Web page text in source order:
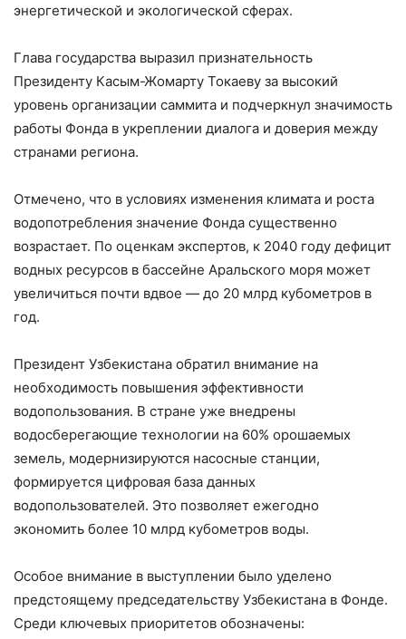
энергетической и экологической сферах.
Глава государства выразил признательность
Президенту Касым-Жомарту Токаеву за высокий
уровень организации саммита и подчеркнул значимость
работы Фонда в укреплении диалога и доверия между
странами региона.
Отмечено, что в условиях изменения климата и роста
водопотребления значение Фонда существенно
возрастает. По оценкам экспертов, к 2040 году дефицит
водных ресурсов в бассейне Аральского моря может
увеличиться почти вдвое — до 20 млрд кубометров в
год.
Президент Узбекистана обратил внимание на
необходимость повышения эффективности
водопользования. В стране уже внедрены
водосберегающие технологии на 60% орошаемых
земель, модернизируются насосные станции,
формируется цифровая база данных
водопользователей. Это позволяет ежегодно
экономить более 10 млрд кубометров воды.
Особое внимание в выступлении было уделено
предстоящему председательству Узбекистана в Фонде.
Среди ключевых приоритетов обозначены: